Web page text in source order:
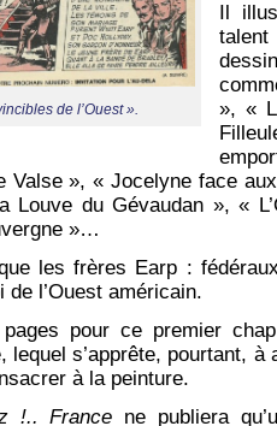
de l’Ouest ».
Il
», «
Valse », « Jocelyne face
Louve du Gévaudan », «
»…
les frères Earp :
de l’Ouest américain.
pour ce premier
lequel s’apprête, pourtant, à
à la peinture.
!.. France ne publiera